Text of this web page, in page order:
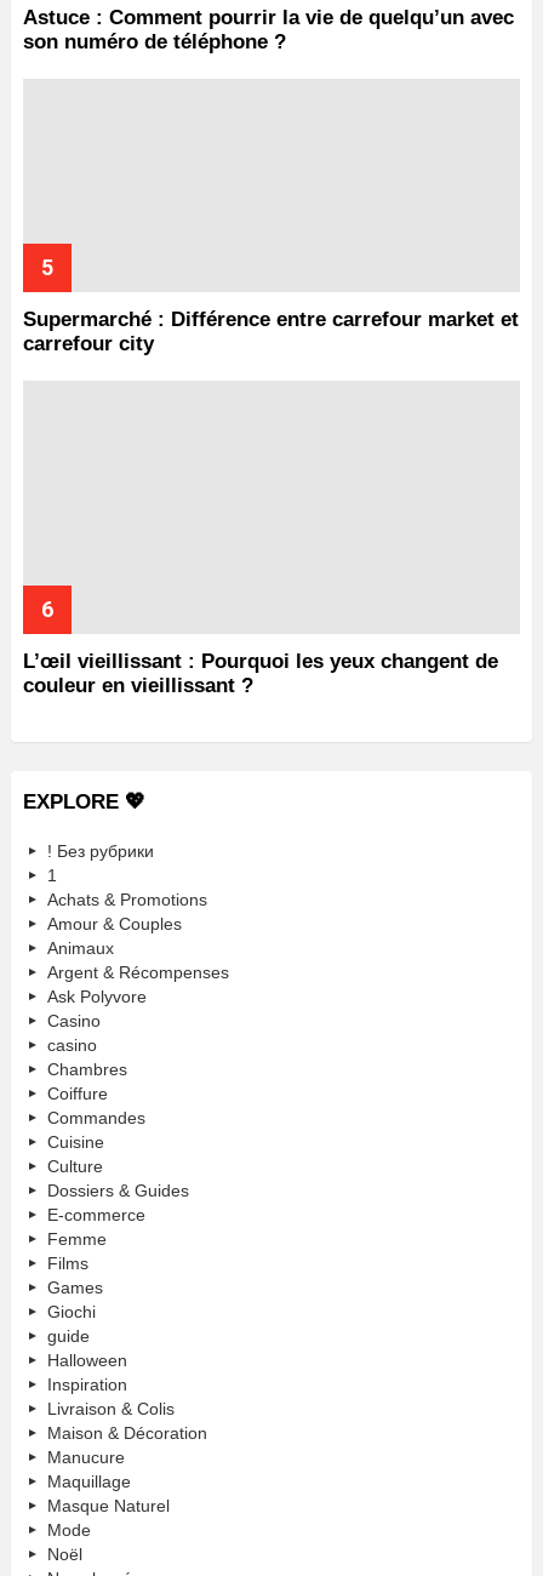
Astuce : Comment pourrir la vie de quelqu’un avec
son numéro de téléphone ?
Supermarché : Différence entre carrefour market et
carrefour city
L’œil vieillissant : Pourquoi les yeux changent de
couleur en vieillissant ?
EXPLORE 💖
! Без рубрики
1
Achats & Promotions
Amour & Couples
Animaux
Argent & Récompenses
Ask Polyvore
Casino
casino
Chambres
Coiffure
Commandes
Cuisine
Culture
Dossiers & Guides
E-commerce
Femme
Films
Games
Giochi
guide
Halloween
Inspiration
Livraison & Colis
Maison & Décoration
Manucure
Maquillage
Masque Naturel
Mode
Noël